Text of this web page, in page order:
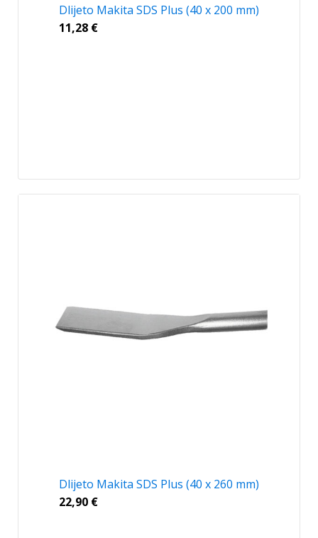
Dlijeto Makita SDS Plus (40 x 200 mm)
11,28 €
Dlijeto Makita SDS Plus (40 x 260 mm)
22,90 €